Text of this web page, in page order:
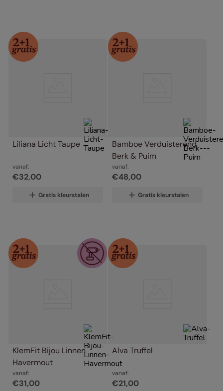
Liliana Licht Taupe
vanaf:
€32,00
Gratis kleurstalen
Bamboe Verduisterend
Berk & Puim
vanaf:
€48,00
Gratis kleurstalen
KlemFit Bijou Linnen
Havermout
vanaf:
€31,00
Alva Truffel
vanaf:
€21,00